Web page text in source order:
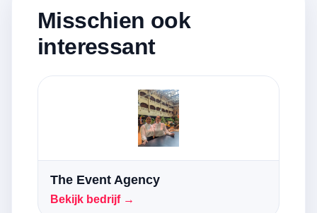
Misschien ook
interessant
The Event Agency
Bekijk bedrijf →